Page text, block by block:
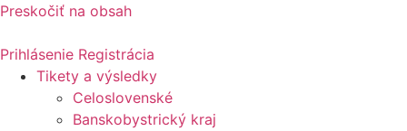
Preskočiť na obsah
Prihlásenie Registrácia
Tikety a výsledky
Celoslovenské
Banskobystrický kraj